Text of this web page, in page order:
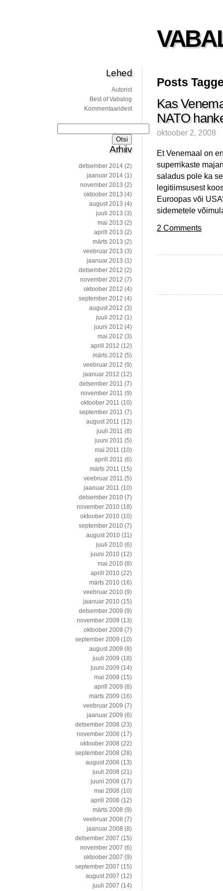
Posts
Kas
NATO
oktoober 2, 2008
Et Venemaal on
superrikaste
saladus pole ka
legitiimsusest
Euroopas või
sidemetele
2 Comments
Lehed
Autorist
Best of Vabalog
Kommentaaridest
Arhiiv
detsember 2014 (2)
jaanuar 2014 (1)
november 2013 (2)
oktoober 2013 (4)
august 2013 (4)
juuli 2013 (3)
mai 2013 (2)
aprill 2013 (2)
märts 2013 (2)
veebruar 2013 (3)
jaanuar 2013 (1)
detsember 2012 (2)
november 2012 (7)
oktoober 2012 (4)
september 2012 (4)
august 2012 (3)
juuli 2012 (1)
juuni 2012 (4)
mai 2012 (3)
aprill 2012 (12)
märts 2012 (5)
veebruar 2012 (9)
jaanuar 2012 (12)
detsember 2011 (7)
november 2011 (9)
oktoober 2011 (10)
september 2011 (7)
august 2011 (12)
juuli 2011 (8)
juuni 2011 (5)
mai 2011 (10)
aprill 2011 (6)
märts 2011 (15)
veebruar 2011 (5)
jaanuar 2011 (10)
detsember 2010 (7)
november 2010 (18)
oktoober 2010 (10)
september 2010 (7)
august 2010 (11)
juuli 2010 (6)
juuni 2010 (12)
mai 2010 (8)
aprill 2010 (22)
märts 2010 (16)
veebruar 2010 (9)
jaanuar 2010 (15)
detsember 2009 (9)
november 2009 (13)
oktoober 2009 (7)
september 2009 (10)
august 2009 (8)
juuli 2009 (18)
juuni 2009 (14)
mai 2009 (15)
aprill 2009 (8)
märts 2009 (16)
veebruar 2009 (7)
jaanuar 2009 (6)
detsember 2008 (23)
november 2008 (17)
oktoober 2008 (22)
september 2008 (28)
august 2008 (13)
juuli 2008 (21)
juuni 2008 (17)
mai 2008 (10)
aprill 2008 (12)
märts 2008 (9)
veebruar 2008 (7)
jaanuar 2008 (8)
detsember 2007 (15)
november 2007 (6)
oktoober 2007 (9)
september 2007 (15)
august 2007 (12)
juuli 2007 (14)